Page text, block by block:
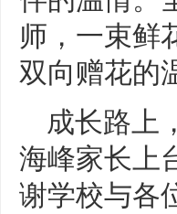
师，一束鲜
双向赠花的
成长路上
海峰家长上
谢学校与各